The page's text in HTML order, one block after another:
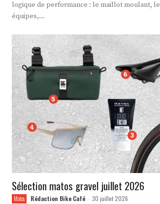
logique de performance : le maillot moulant,
équipes,...
Sélection matos gravel juillet 2026
Matos Rédaction Bike Café - 30 juillet 2026